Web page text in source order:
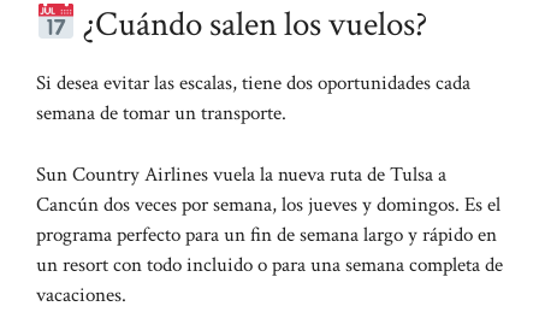
¿Cuándo salen los vuelos?
Si desea evitar las escalas, tiene dos oportunidades cada
semana de tomar un transporte.
Sun Country Airlines vuela la nueva ruta de Tulsa a
Cancún dos veces por semana, los jueves y domingos. Es el
programa perfecto para un fin de semana largo y rápido en
un resort con todo incluido o para una semana completa de
vacaciones.